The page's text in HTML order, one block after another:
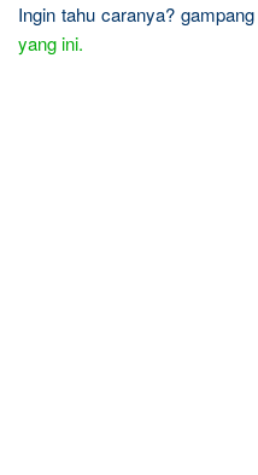
Ingin tahu caranya?
yang ini.